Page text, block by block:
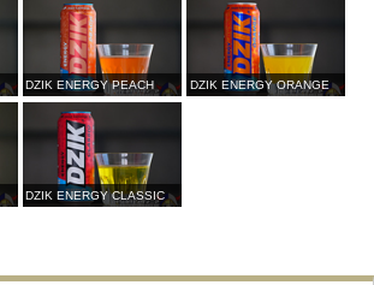
DZIK ENERGY PEACH DZIK ENERGY ORANGE
DZIK ENERGY CLASSIC